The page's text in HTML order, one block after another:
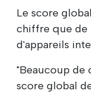
Le score
chiffre que de
d'appareils
"Beaucoup de
score global